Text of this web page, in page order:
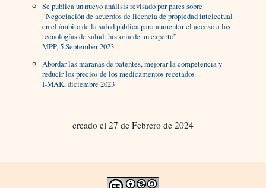
Se publica un nuevo análisis revisado por pares sobre
“Negociación de acuerdos de licencia de propiedad intelectual
en el ámbito de la salud pública para aumentar el acceso a las
tecnologías de salud: historia de un experto”
MPP, 5 September 2023
Abordar las marañas de patentes, mejorar la competencia y
reducir los precios de los medicamentos recetados
I-MAK, diciembre 2023
creado el 27 de Febrero de 2024